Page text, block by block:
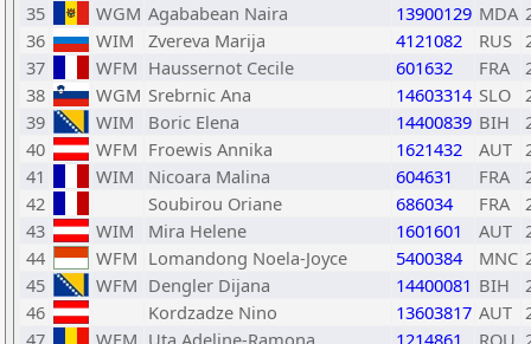
35
WGM Agababean Naira 13900129 MDA
36
WIM Zvereva Marija 4121082 RUS
37
WFM Haussernot Cecile 601632 FRA
38
WGM Srebrnic Ana 14603314 SLO
39
WIM Boric Elena 14400839 BIH
40
WFM Froewis Annika 1621432 AUT
41
WIM Nicoara Malina 604631 FRA
42
Soubirou Oriane 686034 FRA
43
WIM Mira Helene 1601601 AUT
44
WFM Lomandong Noela-Joyce 5400384 MNC
45
WFM Dengler Dijana 14400081 BIH
46
Kordzadze Nino 13603817 AUT
47
WFM Uta Adeline-Ramona 1214861 ROU